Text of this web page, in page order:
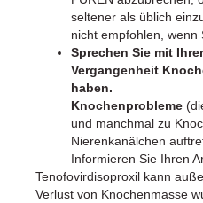
seltener als üblich
nicht empfohlen, wenn
Sprechen Sie mit
Vergangenheit
haben.
Knochenprobleme
und manchmal zu
Nierenkanälchen
Informieren Sie Ihren
Tenofovirdisoproxil kann
Verlust von Knochenmasse